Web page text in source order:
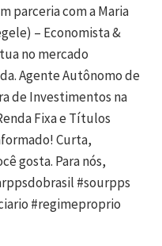
parceria com a Maria
– Economista &
no mercado
Agente Autônomo de
de Investimentos na
Fixa e Títulos
Curta,
gosta. Para nós,
#sourpps
#regimeproprio